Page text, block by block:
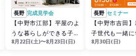
長野 完成見学会
【中野市江部】平屋のよ
うな暮らしができる子育
て世帯の1.5階建て
8月22日(土)〜8月23日(日)
長野 セミナー
【中野市吉田
子世代も一緒
｟家と土地の
8月30日(日)